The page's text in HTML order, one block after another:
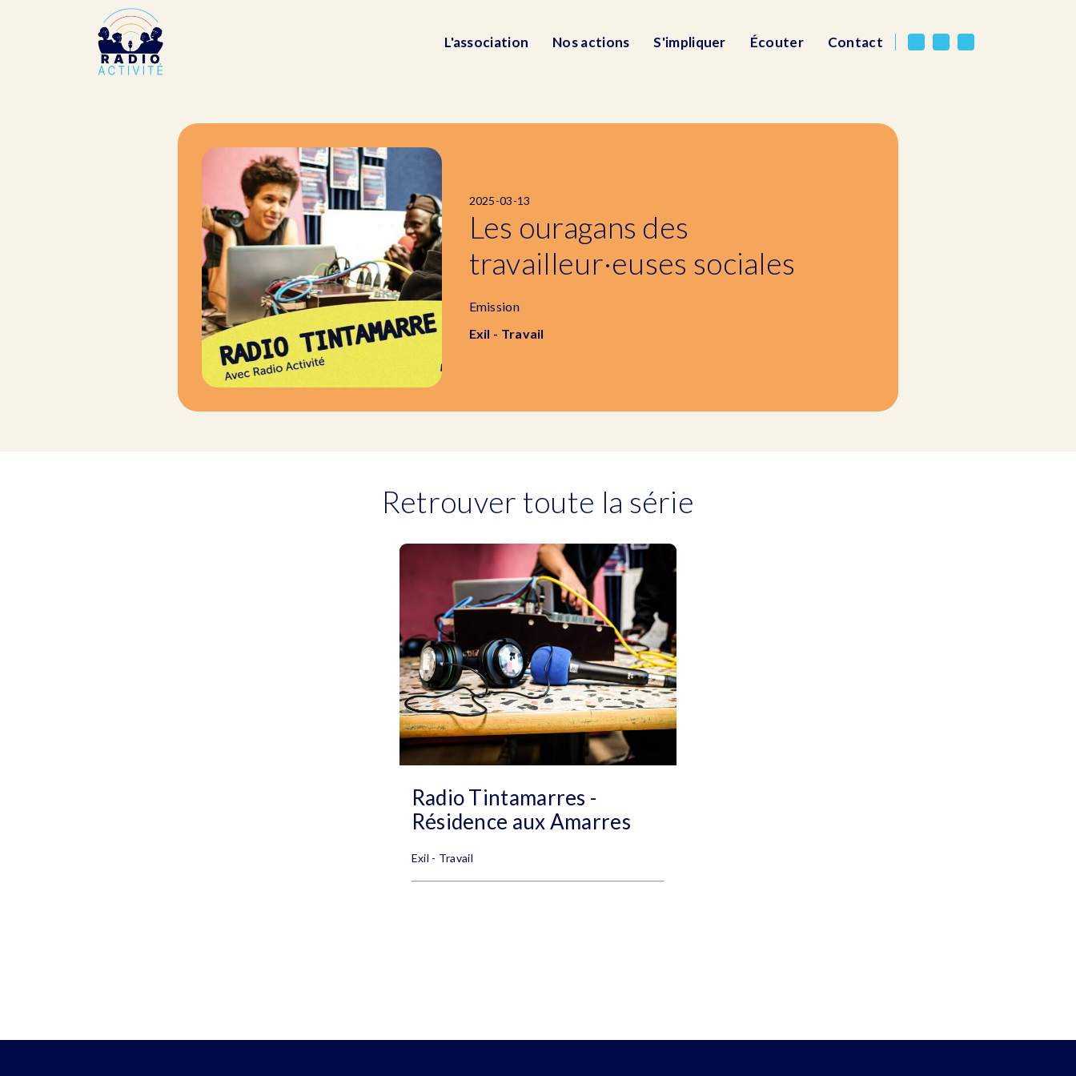
L'association Nos actions S'impliquer Écouter Contact
2025-03-13
Les ouragans des
travailleur·euses sociales
Emission
Exil - Travail
Retrouver toute la série
Radio Tintamarres -
Résidence aux Amarres
Exil - Travail